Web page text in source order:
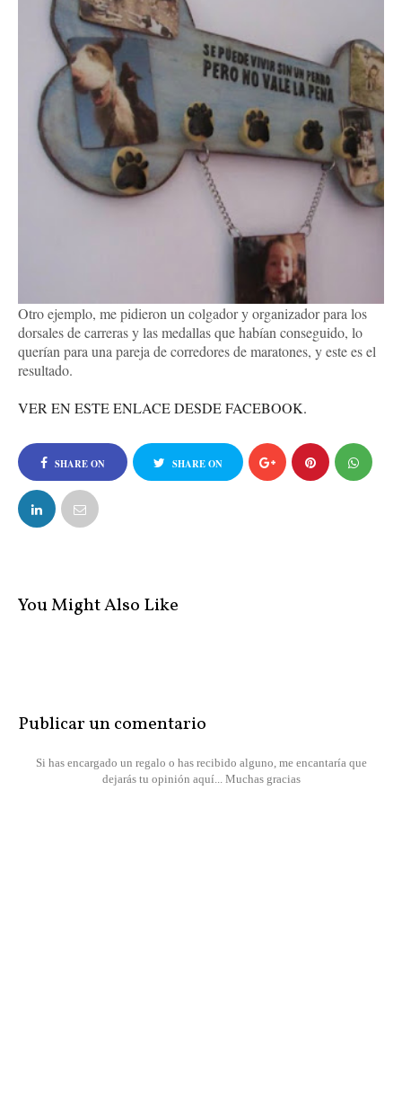
Otro ejemplo, me pidieron un colgador y organizador para los
dorsales de carreras y las medallas que habían conseguido, lo
querían para una pareja de corredores de maratones, y este es el
resultado.
VER EN ESTE ENLACE DESDE FACEBOOK.
SHARE ON
FACEBOOK
SHARE ON
You Might Also Like
Publicar un comentario
Si has encargado un regalo o has recibido alguno, me encantaría que
dejarás tu opinión aquí... Muchas gracias